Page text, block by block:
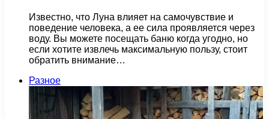
Известно, что Луна влияет на самочувствие и
поведение человека, а ее сила проявляется через
воду. Вы можете посещать баню когда угодно, но
если хотите извлечь максимальную пользу, стоит
обратить внимание…
Разное